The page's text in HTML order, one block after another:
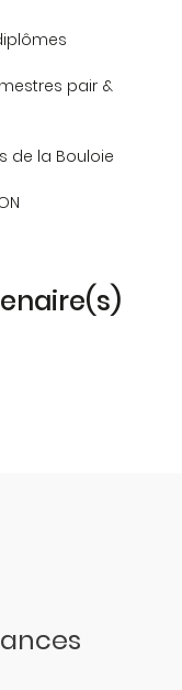
pair &
de la Bouloie